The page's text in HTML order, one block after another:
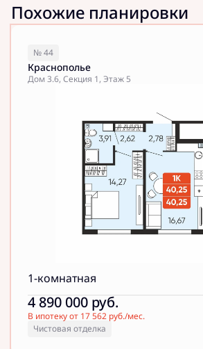
Похожие планировки
№ 44
Краснополье
Дом 3.6, Секция 1, Этаж 5
1-комнатная
4 890 000 руб.
В ипотеку от 17 562 руб./мес.
Чистовая отделка